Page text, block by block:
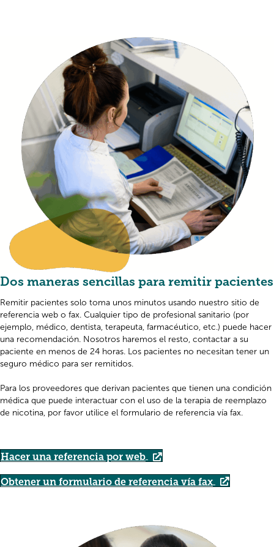
Dos maneras sencillas para remitir pacientes
Remitir pacientes solo toma unos minutos usando nuestro sitio de
referencia web o fax. Cualquier tipo de profesional sanitario (por
ejemplo, médico, dentista, terapeuta, farmacéutico, etc.) puede hacer
una recomendación. Nosotros haremos el resto, contactar a su
paciente en menos de 24 horas. Los pacientes no necesitan tener un
seguro médico para ser remitidos.
Para los proveedores que derivan pacientes que tienen una condición
médica que puede interactuar con el uso de la terapia de reemplazo
de nicotina, por favor utilice el formulario de referencia vía fax.
Hacer una referencia por web
Obtener un formulario de referencia vía fax